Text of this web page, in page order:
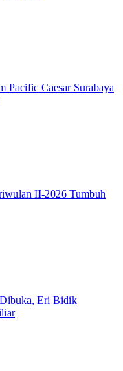
Pacific Caesar Surabaya
II-2026 Tumbuh
Dibuka, Eri Bidik